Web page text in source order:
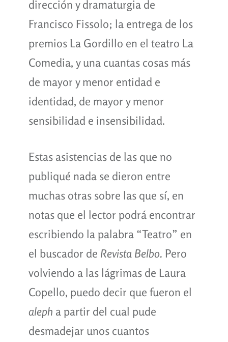
dirección y dramaturgia de
Francisco Fissolo; la entrega de los
premios La Gordillo en el teatro La
Comedia, y una cuantas cosas más
de mayor y menor entidad e
identidad, de mayor y menor
sensibilidad e insensibilidad.
Estas asistencias de las que no
publiqué nada se dieron entre
muchas otras sobre las que sí, en
notas que el lector podrá encontrar
escribiendo la palabra “Teatro” en
el buscador de Revista Belbo. Pero
volviendo a las lágrimas de Laura
Copello, puedo decir que fueron el
aleph a partir del cual pude
desmadejar unos cuantos